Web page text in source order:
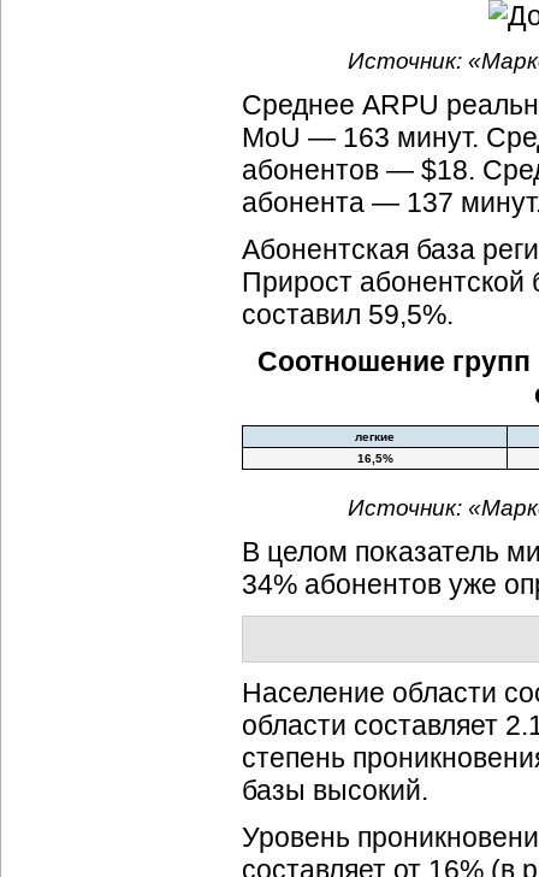
Источник:
Среднее ARPU
MoU — 163 минут.
абонентов — $18.
абонента — 137
Абонентская база
Прирост абонентской
составил 59,5%.
Соотношение
легкие
16,5%
Источник:
В целом показатель
34% абонентов уже
Население области
области составляет
степень
базы высокий.
Уровень
составляет от 16% (в